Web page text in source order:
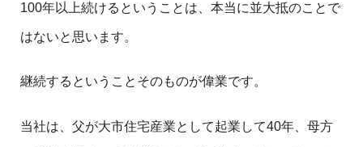
100年以上続けるということは、本当に並大抵のことで
はないと思います。
継続するということそのものが偉業です。
当社は、父が大市住宅産業として起業して40年、母方